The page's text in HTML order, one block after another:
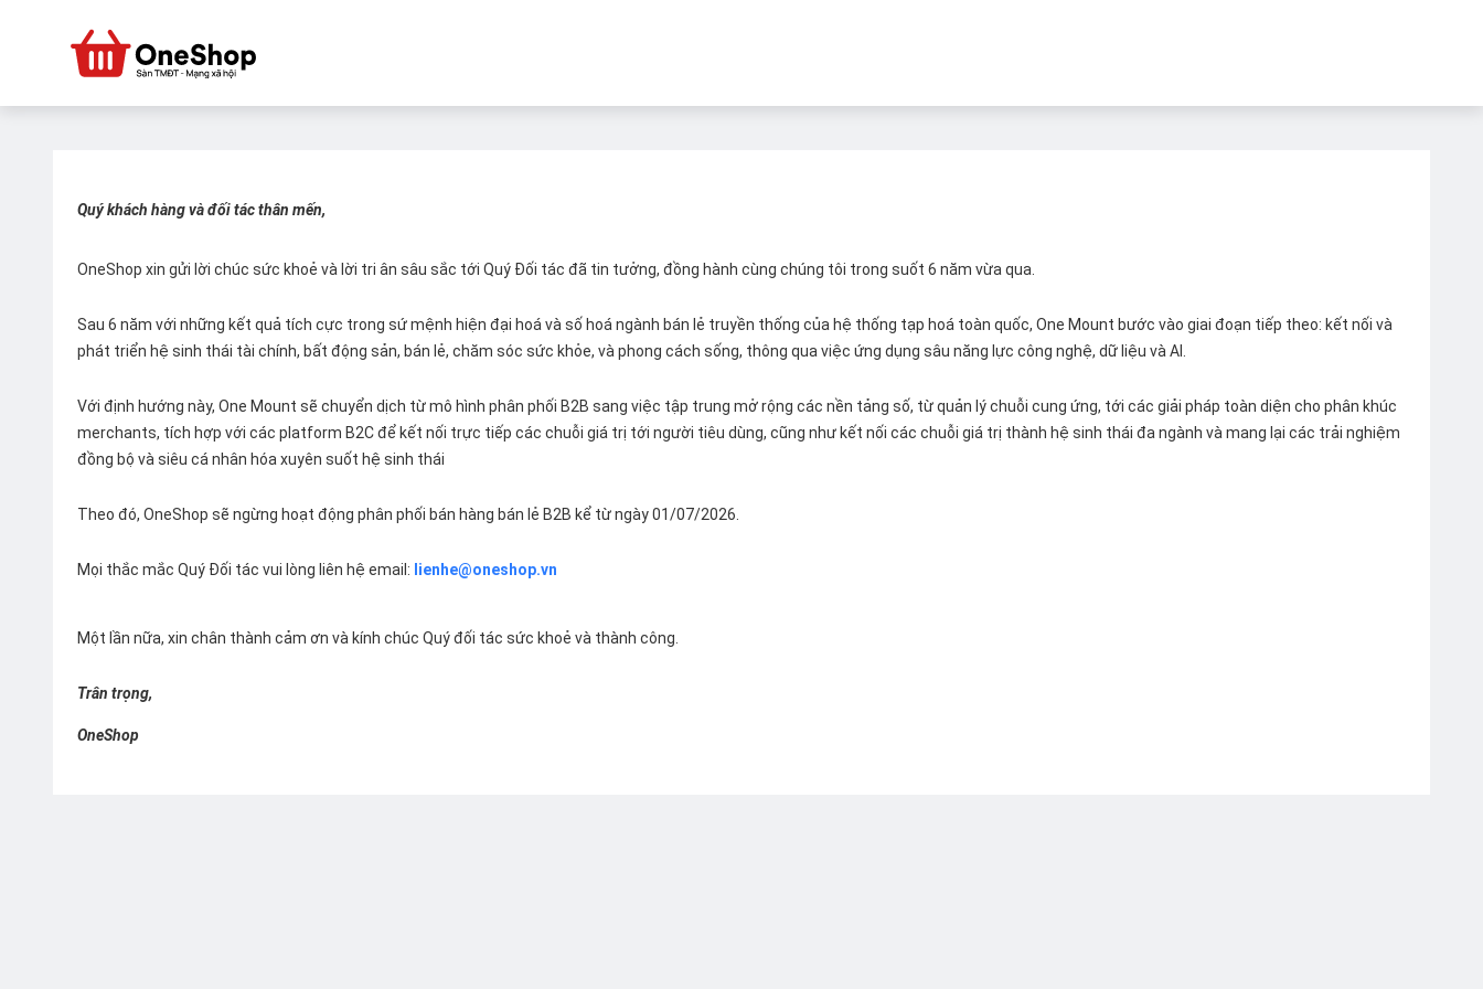
Quý khách hàng và đối tác thân mến,
OneShop xin gửi lời chúc sức khoẻ và lời tri ân sâu sắc tới Quý Đối tác đã tin tưởng, đồng hành cùng chúng tôi trong suốt 6 năm vừa qua.
Sau 6 năm với những kết quả tích cực trong sứ mệnh hiện đại hoá và số hoá ngành bán lẻ truyền thống của hệ thống tạp hoá toàn quốc, One Mount bước vào giai đoạn tiếp theo: kết nối và
phát triển hệ sinh thái tài chính, bất động sản, bán lẻ, chăm sóc sức khỏe, và phong cách sống, thông qua việc ứng dụng sâu năng lực công nghệ, dữ liệu và AI.
Với định hướng này, One Mount sẽ chuyển dịch từ mô hình phân phối B2B sang việc tập trung mở rộng các nền tảng số, từ quản lý chuỗi cung ứng, tới các giải pháp toàn diện cho phân khúc
merchants, tích hợp với các platform B2C để kết nối trực tiếp các chuỗi giá trị tới người tiêu dùng, cũng như kết nối các chuỗi giá trị thành hệ sinh thái đa ngành và mang lại các trải nghiệm
đồng bộ và siêu cá nhân hóa xuyên suốt hệ sinh thái
Theo đó, OneShop sẽ ngừng hoạt động phân phối bán hàng bán lẻ B2B kể từ ngày 01/07/2026.
Mọi thắc mắc Quý Đối tác vui lòng liên hệ email: lienhe@oneshop.vn
Một lần nữa, xin chân thành cảm ơn và kính chúc Quý đối tác sức khoẻ và thành công.
Trân trọng,
OneShop